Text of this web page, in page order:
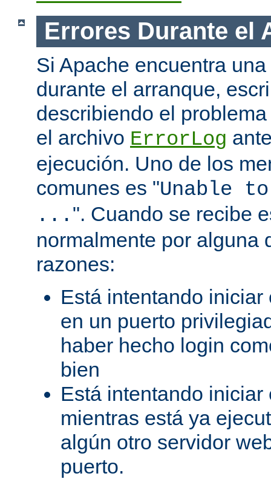
Errores Durante el
Si Apache encuentra
durante el arranque,
describiendo el
el archivo ErrorLog
ejecución. Uno de los
comunes es "Unable
... ". Cuando se recibe
normalmente por alguna
razones:
Está intentando
en un puerto
haber hecho login
bien
Está intentando
mientras está ya
algún otro servidor
puerto.